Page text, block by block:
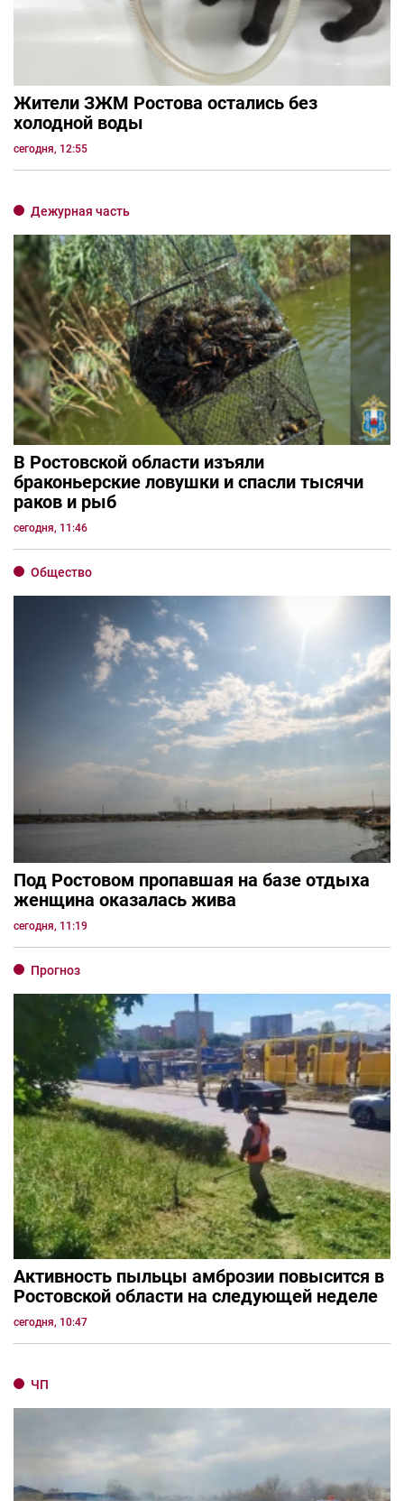
Жители ЗЖМ Ростова остались без
холодной воды
сегодня, 12:55
Дежурная часть
В Ростовской области изъяли
браконьерские ловушки и спасли тысячи
раков и рыб
сегодня, 11:46
Общество
Под Ростовом пропавшая на базе отдыха
женщина оказалась жива
сегодня, 11:19
Прогноз
Активность пыльцы амброзии повысится в
Ростовской области на следующей неделе
сегодня, 10:47
ЧП